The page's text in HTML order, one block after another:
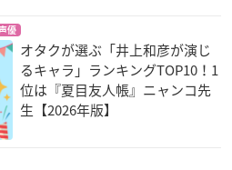
優
オタクが選ぶ「井上和彦が演じ
るキャラ」ランキングTOP10！1
位は『夏目友人帳』ニャンコ先
生【2026年版】